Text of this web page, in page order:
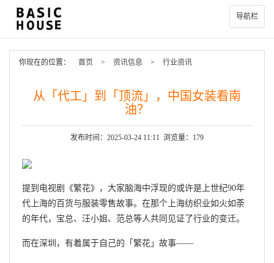
导航栏
你现在的位置： 首页 > 资讯信息 > 行业资讯
从「代工」到「顶流」，中国女装看南
油？
发布时间：2025-03-24 11:11 浏览量：179
提到电视剧《繁花》，大家脑海中浮现的或许是上世纪90年
代上海的百货与服装零售故事。在那个上海纺织业如火如荼
的年代，宝总、汪小姐、范总等人共同见证了行业的变迁。
而在深圳，有着属于自己的「繁花」故事——